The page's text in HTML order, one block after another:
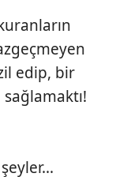
edip, bir